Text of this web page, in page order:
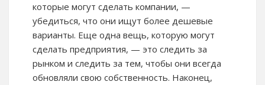
которые могут сделать компании, —
убедиться, что они ищут более дешевые
варианты. Еще одна вещь, которую могут
сделать предприятия, — это следить за
рынком и следить за тем, чтобы они всегда
обновляли свою собственность. Наконец,